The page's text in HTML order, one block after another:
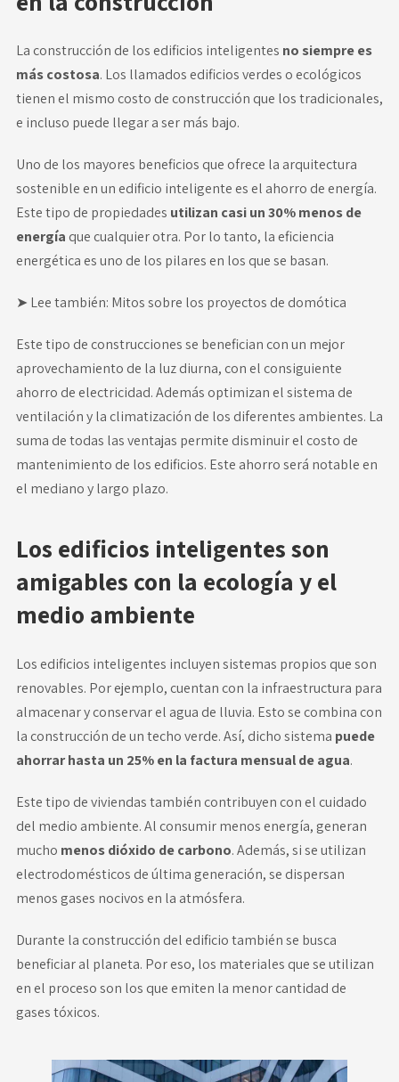
La construcción de los edificios inteligentes no siempre es
más costosa. Los llamados edificios verdes o ecológicos
tienen el mismo costo de construcción que los tradicionales,
e incluso puede llegar a ser más bajo.
Uno de los mayores beneficios que ofrece la arquitectura
sostenible en un edificio inteligente es el ahorro de energía.
Este tipo de propiedades utilizan casi un 30% menos de
energía que cualquier otra. Por lo tanto, la eficiencia
energética es uno de los pilares en los que se basan.
➤ Lee también: Mitos sobre los proyectos de domótica
Este tipo de construcciones se benefician con un mejor
aprovechamiento de la luz diurna, con el consiguiente
ahorro de electricidad. Además optimizan el sistema de
ventilación y la climatización de los diferentes ambientes. La
suma de todas las ventajas permite disminuir el costo de
mantenimiento de los edificios. Este ahorro será notable en
el mediano y largo plazo.
Los edificios inteligentes son
amigables con la ecología y el
medio ambiente
Los edificios inteligentes incluyen sistemas propios que son
renovables. Por ejemplo, cuentan con la infraestructura para
almacenar y conservar el agua de lluvia. Esto se combina con
la construcción de un techo verde. Así, dicho sistema puede
ahorrar hasta un 25% en la factura mensual de agua.
Este tipo de viviendas también contribuyen con el cuidado
del medio ambiente. Al consumir menos energía, generan
mucho menos dióxido de carbono. Además, si se utilizan
electrodomésticos de última generación, se dispersan
menos gases nocivos en la atmósfera.
Durante la construcción del edificio también se busca
beneficiar al planeta. Por eso, los materiales que se utilizan
en el proceso son los que emiten la menor cantidad de
gases tóxicos.